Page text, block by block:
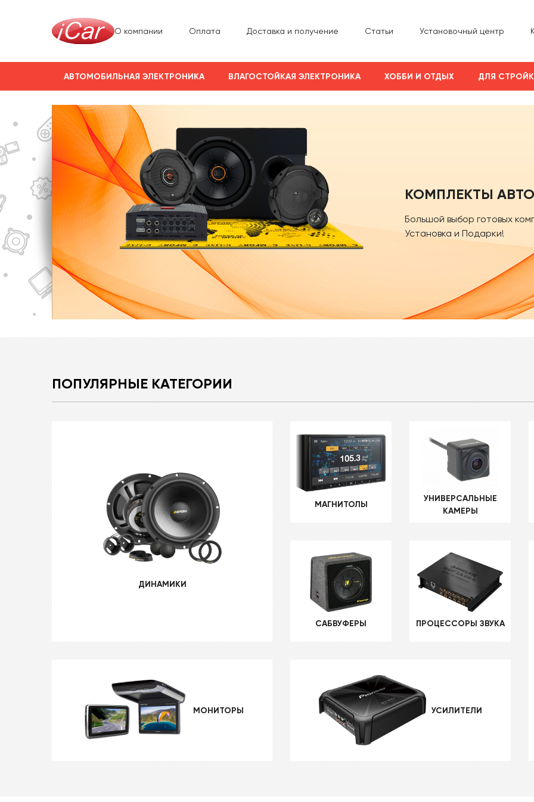
О компании Оплата Доставка и получение Статьи Установочный центр
АВТОМОБИЛЬНАЯ ЭЛЕКТРОНИКА ВЛАГОСТОЙКАЯ ЭЛЕКТРОНИКА ХОББИ И ОТДЫХ ДЛЯ
КОМПЛЕКТЫ
Большой выбор готовых
Установка и Подарки!
ПОПУЛЯРНЫЕ КАТЕГОРИИ
ДИНАМИКИ
МАГНИТОЛЫ
УНИВЕРСАЛЬНЫЕ
КАМЕРЫ
САБВУФЕРЫ
МОНИТОРЫ
УСИЛИТЕЛИ
ПРОЦЕССОРЫ ЗВУКА